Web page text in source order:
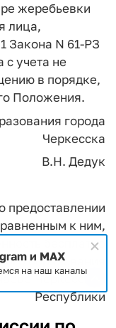
жеребьевки
лица,
Закона N 61-РЗ
с учета не
в порядке,
Положения.
города
Черкесска
В.Н. Дедук
предоставлении
к ним,
бесплатно
образования
Черкесской
Республики
и MAX
на наш каналы